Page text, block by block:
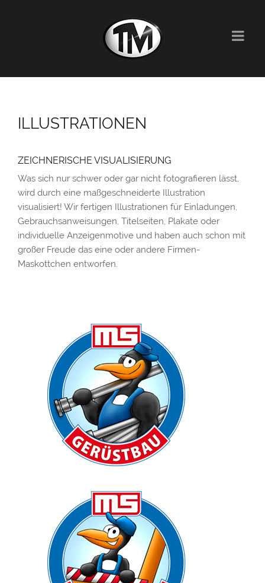
ILLUSTRATIONEN
ZEICHNERISCHE VISUALISIERUNG
Was sich nur schwer oder gar nicht fotografieren lässt,
wird durch eine maßgeschneiderte Illustration
visualisiert! Wir fertigen Illustrationen für Einladungen,
Gebrauchsanweisungen, Titelseiten, Plakate oder
individuelle Anzeigenmotive und haben auch schon mit
großer Freude das eine oder andere Firmen-
Maskottchen entworfen.